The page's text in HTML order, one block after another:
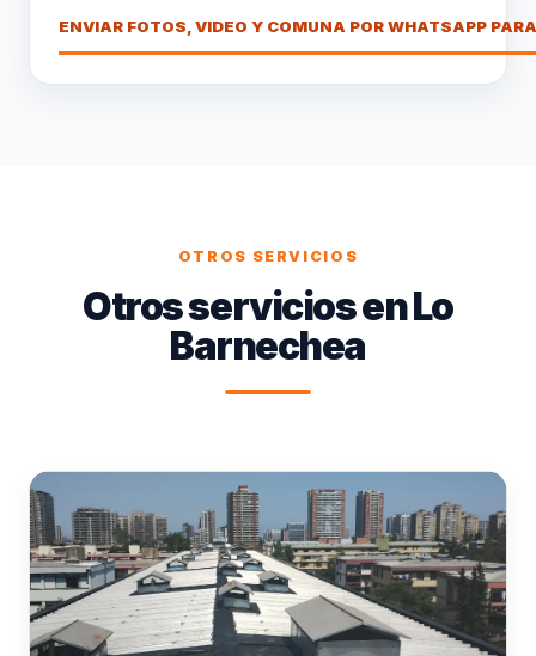
ENVIAR FOTOS, VIDEO Y COMUNA POR WHATSAPP
OTROS SERVICIOS
Otros servicios en Lo
Barnechea